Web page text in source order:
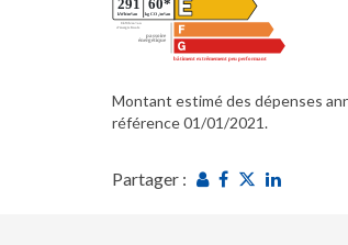
Montant estimé des dépenses
référence 01/01/2021.
Partager :